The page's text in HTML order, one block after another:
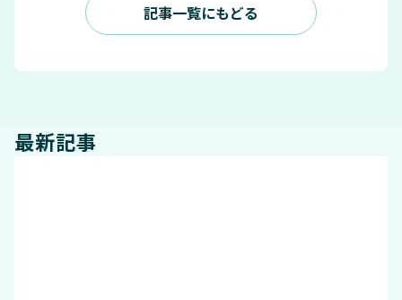
記事一覧にもどる
最新記事